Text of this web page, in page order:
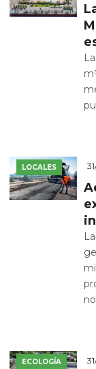
LOCALES
ECOLOGÍA